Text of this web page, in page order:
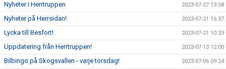
Nyheter i Herrtruppen 2023-07-27 13:58
Nyheter på Herrsidan! 2023-07-21 16:37
Lycka till Besfort! 2023-07-21 10:33
Uppdatering från Herrtruppen! 2023-07-13 12:00
Bilbingo på Skogsvallen - varje torsdag! 2023-07-06 09:24